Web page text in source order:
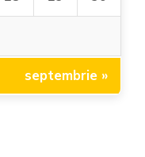
septembrie »